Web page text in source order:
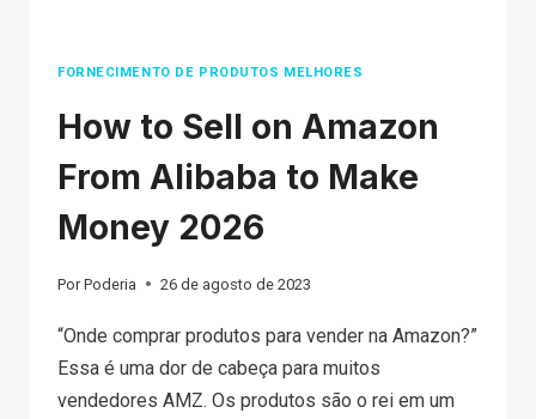
FORNECIMENTO DE PRODUTOS MELHORES
How to Sell on Amazon
From Alibaba to Make
Money 2026
Por Poderia 26 de agosto de 2023
“Onde comprar produtos para vender na Amazon?”
Essa é uma dor de cabeça para muitos
vendedores AMZ. Os produtos são o rei em um